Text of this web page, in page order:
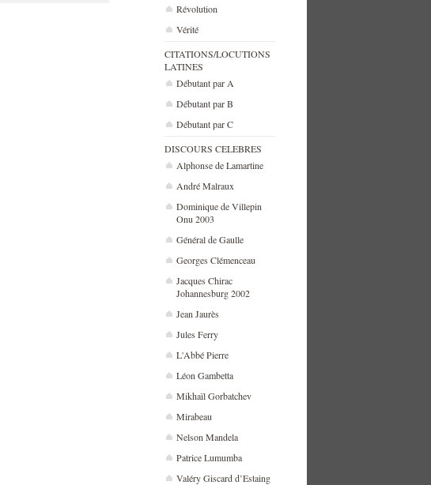
Révolution
Vérité
CITATIONS/LOCUTIONS
LATINES
Débutant par A
Débutant par B
Débutant par C
DISCOURS CELEBRES
Alphonse de Lamartine
André Malraux
Dominique de Villepin
Onu 2003
Général de Gaulle
Georges Clémenceau
Jacques Chirac
Johannesburg 2002
Jean Jaurès
Jules Ferry
L'Abbé Pierre
Léon Gambetta
Mikhaïl Gorbatchev
Mirabeau
Nelson Mandela
Patrice Lumumba
Valéry Giscard d’Estaing